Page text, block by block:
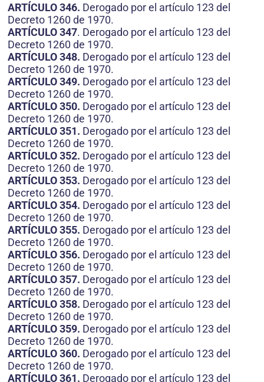
ARTÍCULO 346. Derogado por el artículo 123 del
Decreto 1260 de 1970.
ARTÍCULO 347. Derogado por el artículo 123 del
Decreto 1260 de 1970.
ARTÍCULO 348. Derogado por el artículo 123 del
Decreto 1260 de 1970.
ARTÍCULO 349. Derogado por el artículo 123 del
Decreto 1260 de 1970.
ARTÍCULO 350. Derogado por el artículo 123 del
Decreto 1260 de 1970.
ARTÍCULO 351. Derogado por el artículo 123 del
Decreto 1260 de 1970.
ARTÍCULO 352. Derogado por el artículo 123 del
Decreto 1260 de 1970.
ARTÍCULO 353. Derogado por el artículo 123 del
Decreto 1260 de 1970.
ARTÍCULO 354. Derogado por el artículo 123 del
Decreto 1260 de 1970.
ARTÍCULO 355. Derogado por el artículo 123 del
Decreto 1260 de 1970.
ARTÍCULO 356. Derogado por el artículo 123 del
Decreto 1260 de 1970.
ARTÍCULO 357. Derogado por el artículo 123 del
Decreto 1260 de 1970.
ARTÍCULO 358. Derogado por el artículo 123 del
Decreto 1260 de 1970.
ARTÍCULO 359. Derogado por el artículo 123 del
Decreto 1260 de 1970.
ARTÍCULO 360. Derogado por el artículo 123 del
Decreto 1260 de 1970.
ARTÍCULO 361. Derogado por el artículo 123 del